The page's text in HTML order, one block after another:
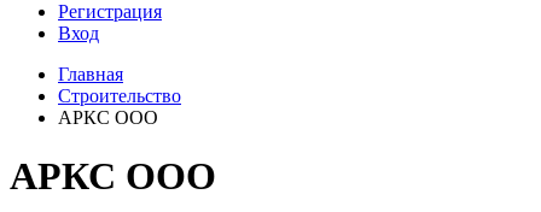
Регистрация
Вход
Главная
Строительство
АРКС ООО
АРКС ООО